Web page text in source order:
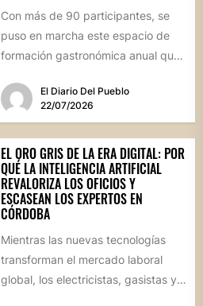
Con más de 90 participantes, se
puso en marcha este espacio de
formación gastronómica anual que
culinarias...El Diario Del Pueblo
22/07/2026
EL ORO GRIS DE LA ERA DIGITAL: POR
QUÉ LA INTELIGENCIA ARTIFICIAL
REVALORIZA LOS OFICIOS Y
ESCASEAN LOS EXPERTOS EN
CÓRDOBA
Mientras las nuevas tecnologías
transforman el mercado laboral
global, los electricistas, gasistas y